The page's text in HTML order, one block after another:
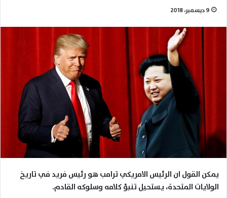
9 ديسمبر، 2018
يمكن القول ان الرئيس الامريكي ترامب هو رئيس فريد في تاريخ
الولايات المتحدة، يستحيل تنبؤ كلامه وسلوكه القادم.